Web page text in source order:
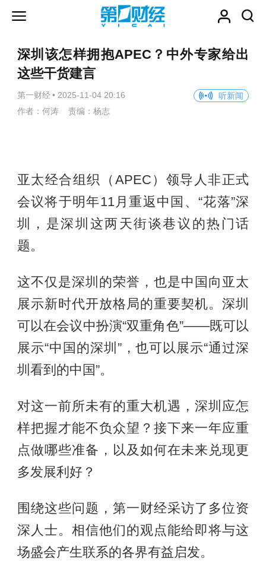
深圳该怎样拥抱APEC？中外专家给出
这些干货建言
第一财经 • 2025-11-04 20:16
听新闻
作者：何涛 责编：杨志
亚太经合组织（APEC）领导人非正式
会议将于明年11月重返中国、“花落”深
圳，是深圳这两天街谈巷议的热门话
题。
这不仅是深圳的荣誉，也是中国向亚太
展示新时代开放格局的重要契机。深圳
可以在会议中扮演“双重角色”——既可以
展示“中国的深圳”，也可以展示“通过深
圳看到的中国”。
对这一前所未有的重大机遇，深圳应怎
样把握才能不负众望？接下来一年应重
点做哪些准备，以及如何在未来兑现更
多发展利好？
围绕这些问题，第一财经采访了多位资
深人士。相信他们的观点能给即将与这
场盛会产生联系的各界有益启发。